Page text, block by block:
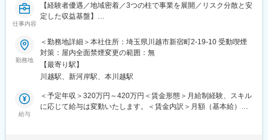
※1件あたり3～4か月で完結し、常時5～6件並行して担当します。
自動車解体、部品・原材料販売、産業廃棄物の収集運搬等、幅広
いリサイクルサービスを展開。
■組織構成
業務を一貫して担当します。
仕事内容
【経験者優遇／地域密着／3つの柱で事業を展開／リスク分散と安
定した収益基盤】
■業務概要
カーエレクトロニクス事業、モバイル事業、モーターサイクル
事業を展開をしている弊社にて
経理職を募集します。
経理業務のスキルを身に着けながらゆくゆくは管理職の道も見
込める環境です。
■具体的な業務内容
勤務地
＜勤務地詳細＞本社住所：埼玉県川越市新宿町2-19-10 受動喫煙
対策：屋内全面禁煙変更の範囲：無
【最寄り駅】
川越駅、新河岸駅、本川越駅
給与
＜予定年収＞320万円～420万円＜賃金形態＞月給制経験、スキル
に応じて給与は変動いたします。＜賃金内訳＞月額（基本給）：